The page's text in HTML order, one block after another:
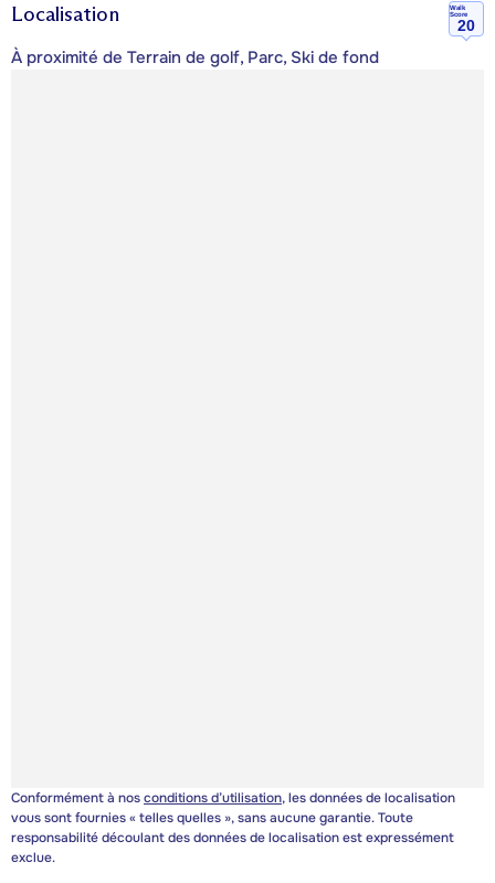
Localisation
Walk
Score
20
À proximité de Terrain de golf, Parc, Ski de fond
Conformément à nosconditions d’utilisation, les données de localisation
vous sont fournies « telles quelles », sans aucune garantie. Toute
responsabilité découlant des données de localisation est expressément
exclue.